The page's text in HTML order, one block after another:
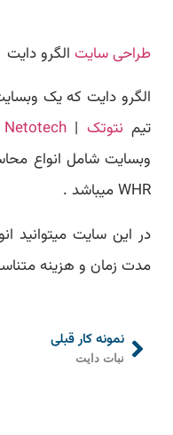
طراحی سایت الگرو دایت
الگرو دایت که یک
تیم نتوتک |
Netotech
WHR میباشد .
در این سایت میتوانید
مدت زمان و هزینه
نمونه کار قبلی
نبات دایت